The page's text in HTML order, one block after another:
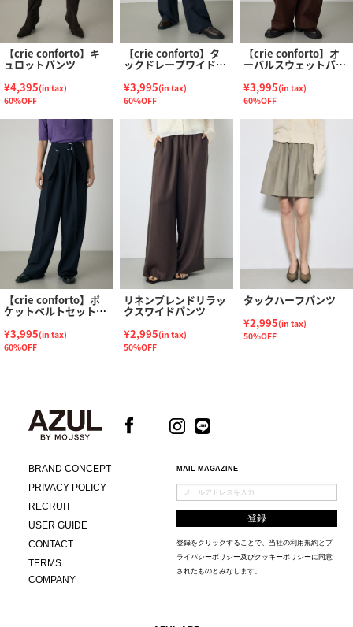
【crie conforto】キ
ュロットパンツ
¥4,395(in tax)
60%OFF
【crie conforto】タ
ックドレープワイドパ
ンツ
¥3,995(in tax)
60%OFF
【crie conforto】オ
ーバルスウェットパン
¥3,995(in tax)
60%OFF
【crie conforto】ポ
ケットベルトセットワ
イドパンツ
¥3,995(in tax)
60%OFF
リネンブレンドリラッ
クスワイドパンツ
¥2,995(in tax)
50%OFF
タックハーフパンツ
¥2,995(in tax)
50%OFF
BRAND CONCEPT
PRIVACY POLICY
RECRUIT
USER GUIDE
CONTACT
TERMS
COMPANY
MAIL MAGAZINE
登録をクリックすることで、当社の利用規約とプ
ライバシーポリシー及びクッキーポリシーに同意
されたものとみなします。